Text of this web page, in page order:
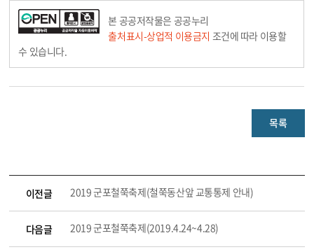
본 공공저작물은 공공누리
출처표시-상업적 이용금지 조건에 따라 이용할
수 있습니다.
목록
이전글 2019 군포철쭉축제(철쭉동산앞 교통통제 안내)
다음글 2019 군포철쭉축제(2019.4.24~4.28)